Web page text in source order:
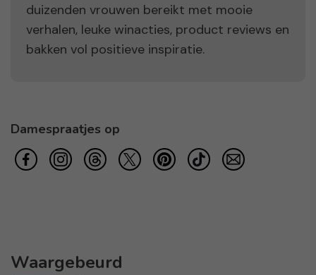
duizenden vrouwen bereikt met mooie
verhalen, leuke winacties, product reviews en
bakken vol positieve inspiratie.
Damespraatjes op
Waargebeurd